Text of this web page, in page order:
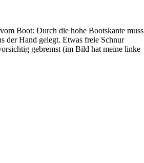
Boot: Durch die hohe Bootskante muss
der Hand gelegt. Etwas freie Schnur
gebremst (im Bild hat meine linke